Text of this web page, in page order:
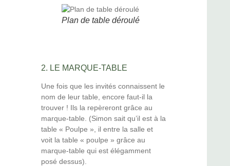
Plan de table déroulé
2. LE MARQUE-TABLE
Une fois que les invités connaissent le
nom de leur table, encore faut-il la
trouver ! Ils la repèreront grâce au
marque-table. (Simon sait qu’il est à la
table « Poulpe », il entre la salle et
voit la table « poulpe » grâce au
marque-table qui est élégamment
posé dessus).